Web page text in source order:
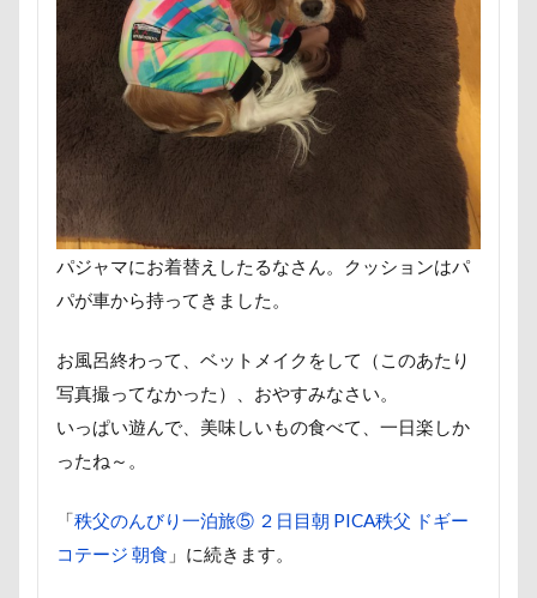
パジャマにお着替えしたるなさん。クッションはパ
パが車から持ってきました。
お風呂終わって、ベットメイクをして（このあたり
写真撮ってなかった）、おやすみなさい。
いっぱい遊んで、美味しいもの食べて、一日楽しか
ったね～。
「秩父のんびり一泊旅⑤ ２日目朝 PICA秩父 ドギー
コテージ 朝食 」に続きます。
チャーくん
チャリティ撮影会
チャリティー
チャリティ
チャックくん
チャチャ丸くん
チップちゃん
チップくん
チキンミートローフ
ドッグラン・ラボ
ドヤ顔
スリング
パスタくん
パブロくん
パピーベッド
パピーパーティ
パパ実家
パパ大好き
パナソニック
パソコン
パシャパシャドッグラン
バーディくん
バンちゃん
バレンタイン企画
バレンタインくん
ファッピー
ファッション
ピーチちゃん